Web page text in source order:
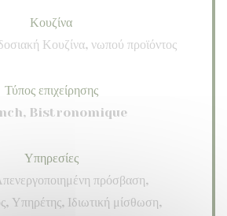
Κουζίνα
Κουζίνα, νωπού προϊόντος
Τύπος επιχείρησης
Bistronomique
Υπηρεσίες
πρόσβαση,
Υπηρέτης, Ιδιωτική μίσθωση,